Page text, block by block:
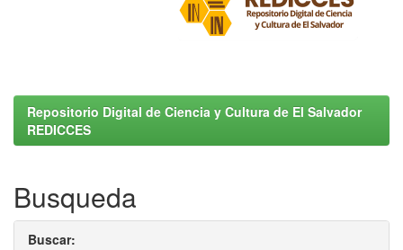
Repositorio Digital de Ciencia y Cultura de El Salvador
REDICCES
Busqueda
Buscar: